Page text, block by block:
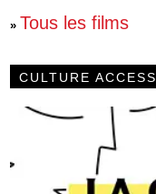
» Tous les films
CULTURE